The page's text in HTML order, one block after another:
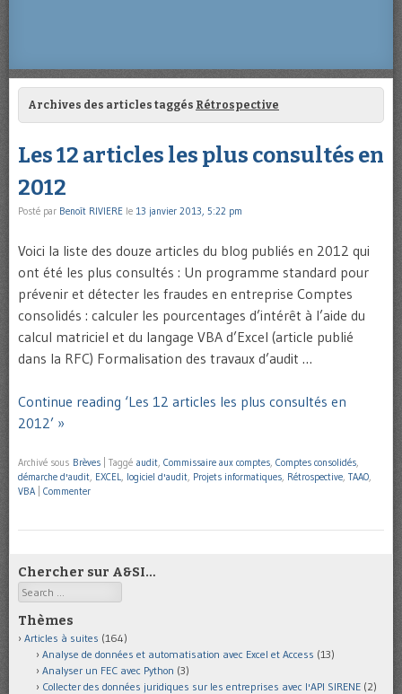
Archives des articles taggés Rétrospective
Les 12 articles les plus consultés en
2012
Posté par Benoît RIVIERE le 13 janvier 2013, 5:22 pm
Voici la liste des douze articles du blog publiés en 2012 qui
ont été les plus consultés : Un programme standard pour
prévenir et détecter les fraudes en entreprise Comptes
consolidés : calculer les pourcentages d’intérêt à l’aide du
calcul matriciel et du langage VBA d’Excel (article publié
dans la RFC) Formalisation des travaux d’audit …
Continue reading ‘Les 12 articles les plus consultés en
2012’ »
Archivé sous Brèves Taggé audit, Commissaire aux comptes, Comptes consolidés,
démarche d'audit, EXCEL, logiciel d'audit, Projets informatiques, Rétrospective, TAAO,
VBA
Commenter
Chercher sur A&SI…
Search
Thèmes
Articles à suites (164)
Analyse de données et automatisation avec Excel et Access (13)
Analyser un FEC avec Python (3)
Collecter des données juridiques sur les entreprises avec l'API SIRENE (2)